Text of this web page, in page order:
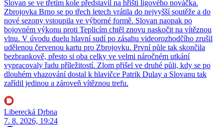
Slovan se ve třetím kole představil na hřišti ligového nováčka.
Zbrojovka Brno se po třech letech vrátila do nejvyšší soutěže a do
nové sezony vstoupila ve výborné formě. Slovan naopak po
bojovném výkonu proti Teplicím chtěl znovu naskočit na vítěznou
vlnu. V úvodu duelu hlavní sudí po zásahu videorozhodčího zrušil
udělenou červenou kartu pro Zbrojovku. První půle tak skončila
bezbrankově, přesto si oba celky ve velmi náročném utkání
vypracovaly řadu příležitostí. Zlom přišel ve druhé půli, kdy se po
dlouhém vhazování dostal k hlavičce Patrik Dulay a Slovanu tak
zařídil jedinou a zároveň vítěznou trefu.
Liberecká Drbna
7. 8. 2026, 19:24